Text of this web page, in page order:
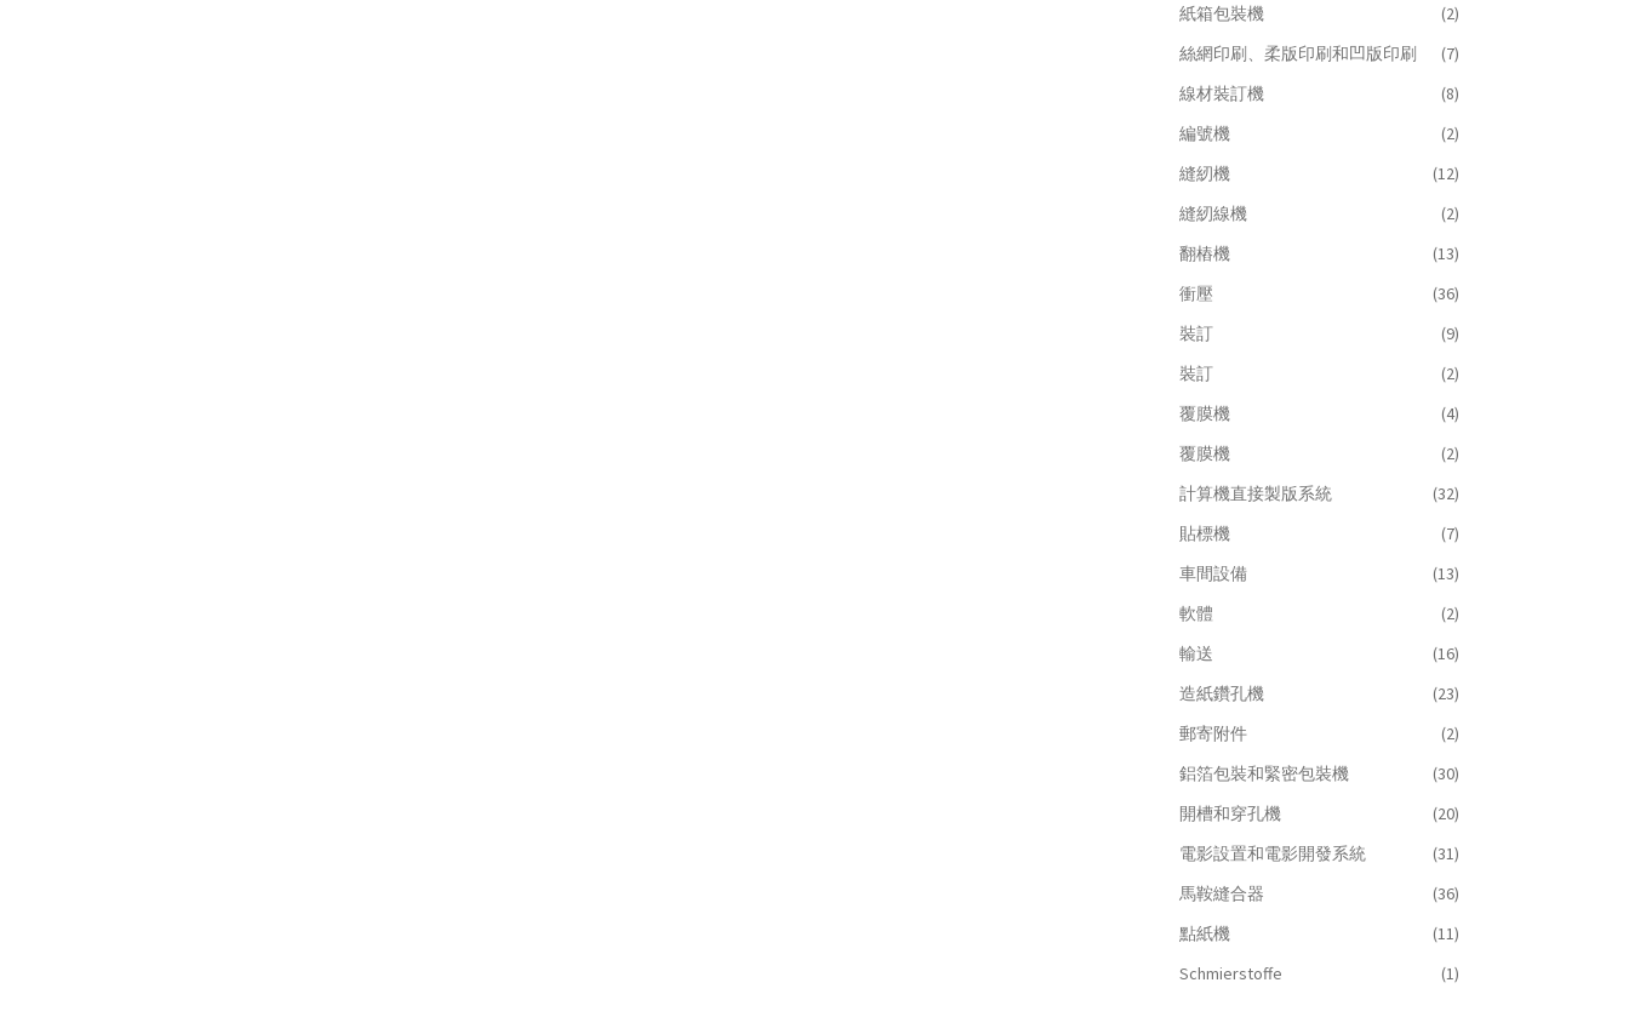
紙箱包裝機
(2)
絲網印刷、柔版印刷和凹版印刷
(7)
線材裝訂機
(8)
編號機
(2)
縫紉機
(12)
縫紉線機
(2)
翻樁機
(13)
衝壓
(36)
裝訂
(9)
裝訂
(2)
覆膜機
(4)
覆膜機
(2)
計算機直接製版系統
(32)
貼標機
(7)
車間設備
(13)
軟體
(2)
輸送
(16)
造紙鑽孔機
(23)
郵寄附件
(2)
鋁箔包裝和緊密包裝機
(30)
開槽和穿孔機
(20)
電影設置和電影開發系統
(31)
馬鞍縫合器
(36)
點紙機
(11)
Schmierstoffe
(1)